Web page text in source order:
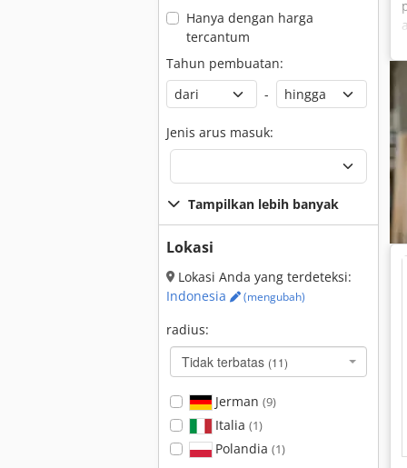
Hanya dengan harga
tercantum
Tahun pembuatan:
-
Jenis arus masuk:
Tampilkan lebih banyak
Lokasi
Lokasi Anda yang terdeteksi:
Indonesia
(mengubah)
radius:
Tidak terbatas (11)
Jerman (9)
Italia (1)
Polandia (1)